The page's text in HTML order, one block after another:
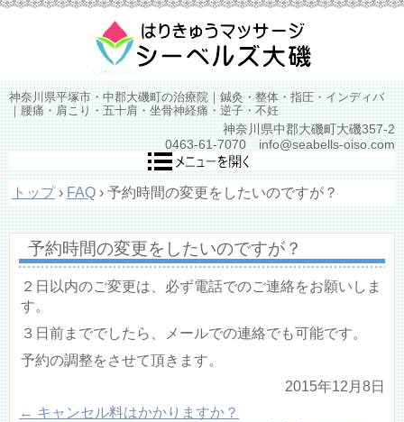
神奈川県平塚市・中郡大磯町の治療院｜鍼灸・整体・指圧・インディバ
｜腰痛・肩こり・五十肩・坐骨神経痛・逆子・不妊
神奈川県中郡大磯町大磯357-2
0463-61-7070 info@seabells-oiso.com
トップ › FAQ › 予約時間の変更をしたいのですが？
予約時間の変更をしたいのですが？
２日以内のご変更は、必ず電話でのご連絡をお願いしま
す。
３日前まででしたら、メールでの連絡でも可能です。
予約の調整をさせて頂きます。
2015年12月8日
← キャンセル料はかかりますか？